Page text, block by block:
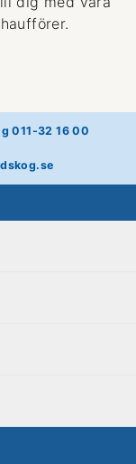
011-32 16 00